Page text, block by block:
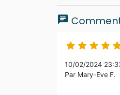
chat
   
10/02/2024
Par Mary-Eve F.